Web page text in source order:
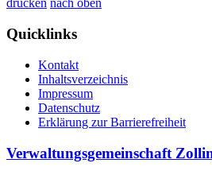
drucken nach oben
Quicklinks
Kontakt
Inhaltsverzeichnis
Impressum
Datenschutz
Erklärung zur Barrierefreiheit
Verwaltungsgemeinschaft